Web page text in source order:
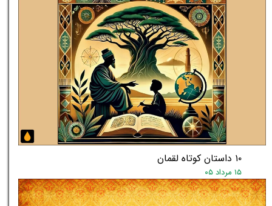
۱۰ داستان کوتاه لقمان
۱۵ مرداد ۰۵